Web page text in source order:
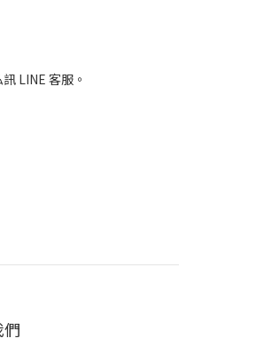
LINE 客服。